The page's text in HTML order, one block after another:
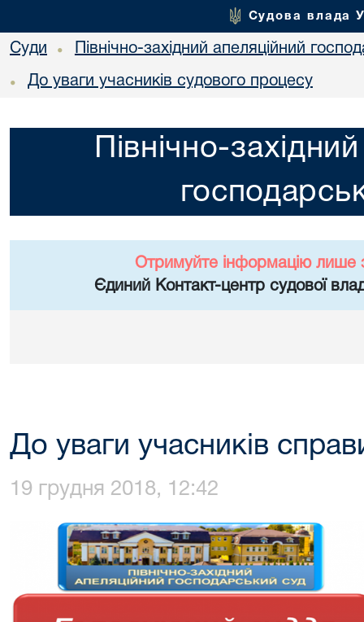
Судова влада
Суди • Північно-західний апеляційний
• До уваги учасників судового процесу
Північно-
Отримуйте інформацію лише
Єдиний Контакт-центр судової
До уваги учасників
19 грудня 2018, 12:42